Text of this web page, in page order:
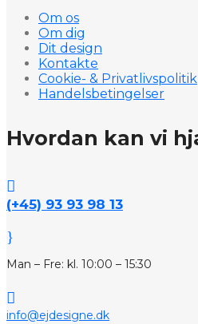
Om os
Om dig
Dit design
Kontakte
Cookie- & Privatlivspolitik
Handelsbetingelser
Hvordan kan vi

(+45) 93 93 98 13
}
Man – Fre: kl. 10:00 – 15:30

info@ejdesigne.dk